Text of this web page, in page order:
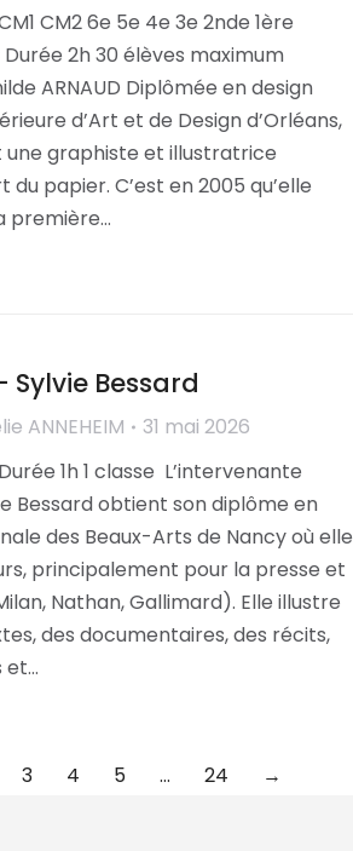
CM2 6e 5e 4e 3e 2nde 1ère
2h 30 élèves maximum
ARNAUD Diplômée en design
d’Art et de Design d’Orléans,
une graphiste et illustratrice
du papier. C’est en 2005 qu’elle
première…
Sylvie Bessard
ANNEHEIM
31 mai 2026
1h 1 classe L’intervenante
Bessard obtient son diplôme en
des Beaux-Arts de Nancy où elle
principalement pour la presse et
Nathan, Gallimard). Elle illustre
des documentaires, des récits,
et…
3 4 5 … 24 →